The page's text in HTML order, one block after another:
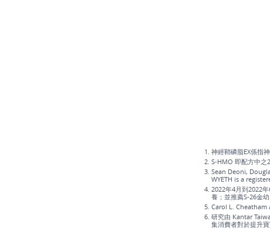
神經鞘磷脂EX係指
S-HMO 即配方中之
Sean Deoni,
WYETH is a
2022年4月到2022
養；並推薦S-26金
Carol L. Cheatham
研究由 Kantar
集消費者對於提升